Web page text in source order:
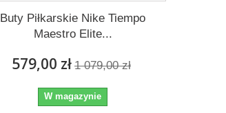
Buty Piłkarskie Nike Tiempo
Maestro Elite...
579,00 zł 1 079,00 zł
W magazynie